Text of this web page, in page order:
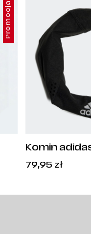
Promocja
Komin
79,95 zł